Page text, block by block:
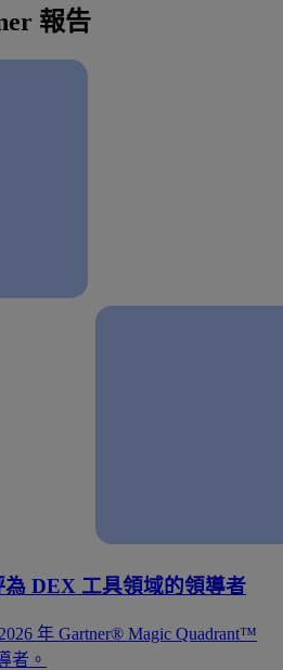
報告
為 DEX 工具領域的領導者
年 Gartner® Magic Quadrant™
者。